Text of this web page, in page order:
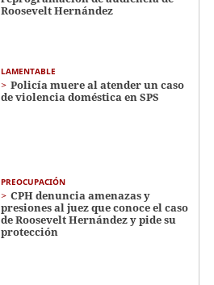
Roosevelt Hernández
LAMENTABLE
Policía muere al atender un caso
de violencia doméstica en SPS
PREOCUPACIÓN
CPH denuncia amenazas y
presiones al juez que conoce el caso
de Roosevelt Hernández y pide su
protección